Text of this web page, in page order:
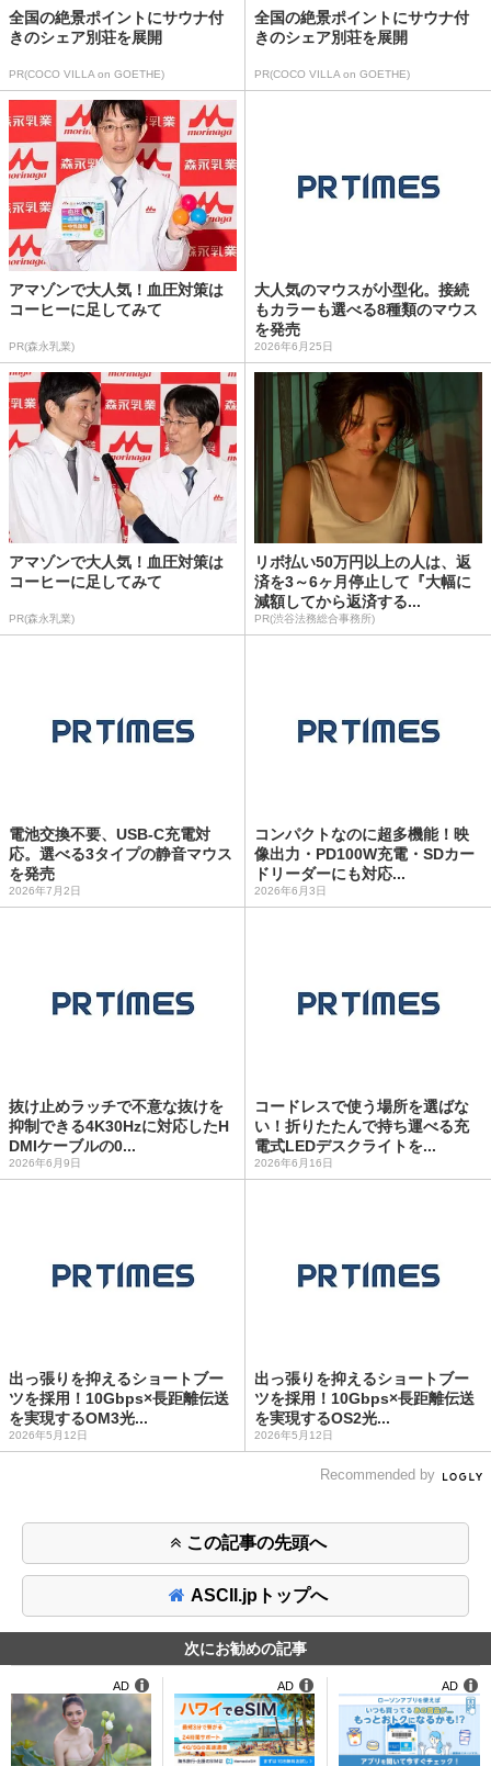
全国の絶景ポイントにサウナ付
きのシェア別荘を展開
PR(COCO VILLA on GOETHE)
全国の絶景ポイントにサウナ付
きのシェア別荘を展開
PR(COCO VILLA on GOETHE)
アマゾンで大人気！血圧対策は
コーヒーに足してみて
PR(森永乳業)
大人気のマウスが小型化。接続
もカラーも選べる8種類のマウス
を発売
2026年6月25日
アマゾンで大人気！血圧対策は
コーヒーに足してみて
PR(森永乳業)
リボ払い50万円以上の人は、返
済を3～6ヶ月停止して『大幅に
減額してから返済する...
PR(渋谷法務総合事務所)
電池交換不要、USB-C充電対
応。選べる3タイプの静音マウス
を発売
2026年7月2日
コンパクトなのに超多機能！映
像出力・PD100W充電・SDカー
ドリーダーにも対応...
2026年6月3日
抜け止めラッチで不意な抜けを
抑制できる4K30Hzに対応したH
DMIケーブルの0...
2026年6月9日
コードレスで使う場所を選ばな
い！折りたたんで持ち運べる充
電式LEDデスクライトを...
2026年6月16日
出っ張りを抑えるショートブー
ツを採用！10Gbps×長距離伝送
を実現するOM3光...
2026年5月12日
出っ張りを抑えるショートブー
ツを採用！10Gbps×長距離伝送
を実現するOS2光...
2026年5月12日
Recommended by
この記事の先頭へ
ASCII.jpトップへ
次にお勧めの記事
AD AD AD